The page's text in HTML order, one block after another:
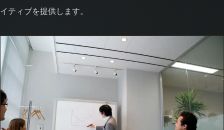
イティブを提供します。